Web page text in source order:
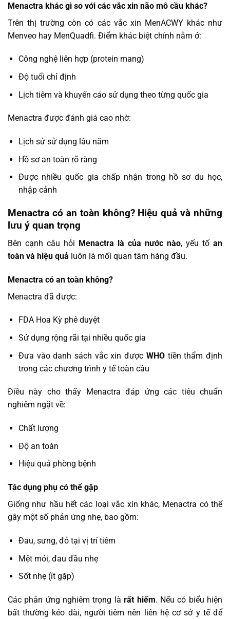
Menactra khác gì so với các vắc xin não mô cầu khác?
Trên thị trường còn có các vắc xin MenACWY khác như
Menveo hay MenQuadfi. Điểm khác biệt chính nằm ở:
Công nghệ liên hợp (protein mang)
Độ tuổi chỉ định
Lịch tiêm và khuyến cáo sử dụng theo từng quốc gia
Menactra được đánh giá cao nhờ:
Lịch sử sử dụng lâu năm
Hồ sơ an toàn rõ ràng
Được nhiều quốc gia chấp nhận trong hồ sơ du học,
nhập cảnh
Menactra có an toàn không? Hiệu quả và những
lưu ý quan trọng
Bên cạnh câu hỏi Menactra là của nước nào, yếu tố an
toàn và hiệu quả luôn là mối quan tâm hàng đầu.
Menactra có an toàn không?
Menactra đã được:
FDA Hoa Kỳ phê duyệt
Sử dụng rộng rãi tại nhiều quốc gia
Đưa vào danh sách vắc xin được WHOtiền thẩm định
trong các chương trình y tế toàn cầu
Điều này cho thấy Menactra đáp ứng các tiêu chuẩn
nghiêm ngặt về:
Chất lượng
Độ an toàn
Hiệu quả phòng bệnh
Tác dụng phụ có thể gặp
Giống như hầu hết các loại vắc xin khác, Menactra có thể
gây một số phản ứng nhẹ, bao gồm:
Đau, sưng, đỏ tại vị trí tiêm
Mệt mỏi, đau đầu nhẹ
Sốt nhẹ (ít gặp)
Các phản ứng nghiêm trọng làrất hiếm. Nếu có biểu hiện
bất thường kéo dài, người tiêm nên liên hệ cơ sở y tế để